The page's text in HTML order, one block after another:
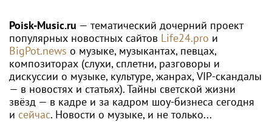
переезда
раза
Poisk-Music.ru — тематический дочерний проект
популярных новостных сайтов Life24.pro и
BigPot.news о музыке, музыкантах, певцах,
композиторах (слухи, сплетни, разговоры и
дискуссии о музыке, культуре, жанрах, VIP-скандалы
— в новостях и статьях). Тайны светской жизни
звёзд — в кадре и за кадром шоу-бизнеса сегодня
и сейчас. Новости о музыке, и не только...